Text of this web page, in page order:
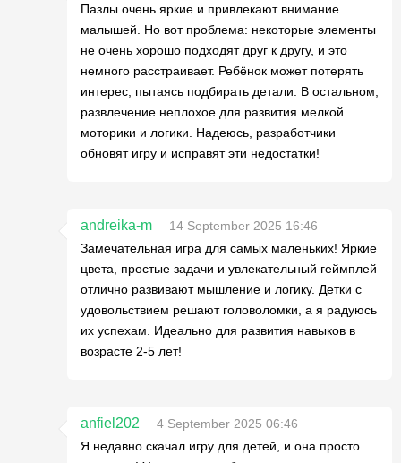
Пазлы очень яркие и привлекают внимание
малышей. Но вот проблема: некоторые элементы
не очень хорошо подходят друг к другу, и это
немного расстраивает. Ребёнок может потерять
интерес, пытаясь подбирать детали. В остальном,
развлечение неплохое для развития мелкой
моторики и логики. Надеюсь, разработчики
обновят игру и исправят эти недостатки!
andreika-m
14 September 2025 16:46
Замечательная игра для самых маленьких! Яркие
цвета, простые задачи и увлекательный геймплей
отлично развивают мышление и логику. Детки с
удовольствием решают головоломки, а я радуюсь
их успехам. Идеально для развития навыков в
возрасте 2-5 лет!
anfiel202
4 September 2025 06:46
Я недавно скачал игру для детей, и она просто